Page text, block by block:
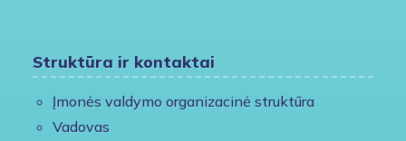
Struktūra ir kontaktai
Įmonės valdymo organizacinė struktūra
Vadovas